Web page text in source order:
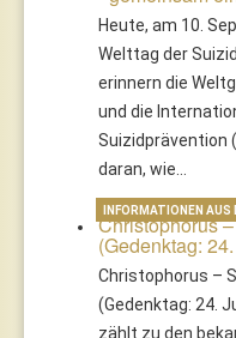
Heute, am 10.
Welttag der
erinnern die
und die
Suizidprävention
daran, wie…
Christophorus
(Gedenktag:
Christophorus –
(Gedenktag: 24.
zählt zu den
INFORMATIONEN AUS